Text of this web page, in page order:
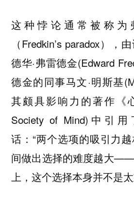
这种悖论通常被称为
（Fredkin’s paradox），
德华·弗雷德金(Edward
德金的同事马文·明斯基
其颇具影响力的著作《
Society of Mind)中引
话：“两个选项的吸引力
间做出选择的难度越大
上，这个选择本身并不是